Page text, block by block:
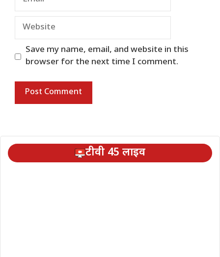
Website
Save my name, email, and website in this
browser for the next time I comment.
टीवी 45 लाइव